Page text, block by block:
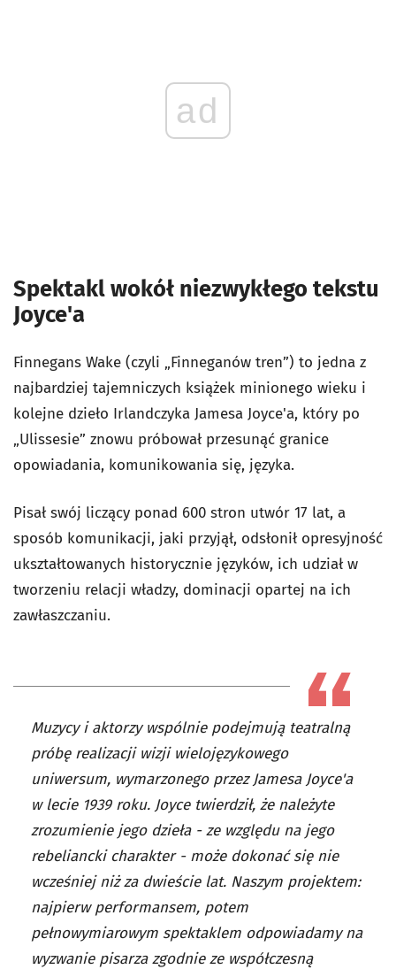
ad
Spektakl wokół niezwykłego tekstu
Joyce'a
Finnegans Wake (czyli „Finneganów tren”) to jedna z
najbardziej tajemniczych książek minionego wieku i
kolejne dzieło Irlandczyka Jamesa Joyce'a, który po
„Ulissesie” znowu próbował przesunąć granice
opowiadania, komunikowania się, języka.
Pisał swój liczący ponad 600 stron utwór 17 lat, a
sposób komunikacji, jaki przyjął, odsłonił opresyjność
ukształtowanych historycznie języków, ich udział w
tworzeniu relacji władzy, dominacji opartej na ich
zawłaszczaniu.
Muzycy i aktorzy wspólnie podejmują teatralną
próbę realizacji wizji wielojęzykowego
uniwersum, wymarzonego przez Jamesa Joyce'a
w lecie 1939 roku. Joyce twierdził, że należyte
zrozumienie jego dzieła - ze względu na jego
rebeliancki charakter - może dokonać się nie
wcześniej niż za dwieście lat. Naszym projektem:
najpierw performansem, potem
pełnowymiarowym spektaklem odpowiadamy na
wyzwanie pisarza zgodnie ze współczesną